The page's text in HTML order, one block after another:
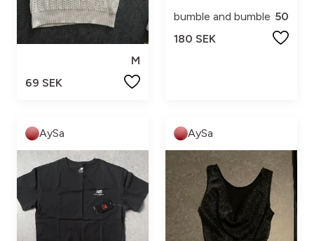
M
69 SEK
bumble and bumble 50
180 SEK
AySa AySa